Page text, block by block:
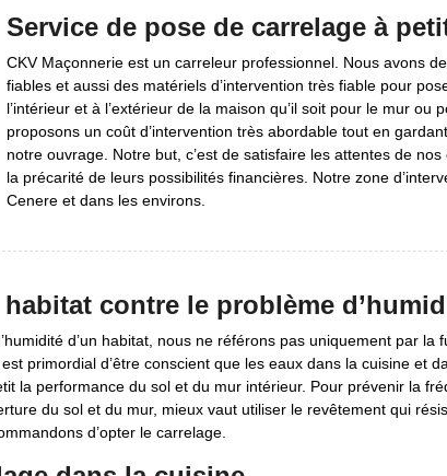
Service de pose de carrelage à
CKV Maçonnerie est un carreleur professionnel. Nous avons
fiables et aussi des matériels d’intervention très fiable pour
l’intérieur et à l’extérieur de la maison qu’il soit pour le mur ou
proposons un coût d’intervention très abordable tout en
notre ouvrage. Notre but, c’est de satisfaire les attentes de
la précarité de leurs possibilités financières. Notre zone
Cenere et dans les environs.
contre le problème
d’un habitat, nous ne référons pas uniquement par la
primordial d’être conscient que les eaux dans la cuisine et
la performance du sol et du mur intérieur. Pour prévenir la
du sol et du mur, mieux vaut utiliser le revêtement qui
d’opter le carrelage.